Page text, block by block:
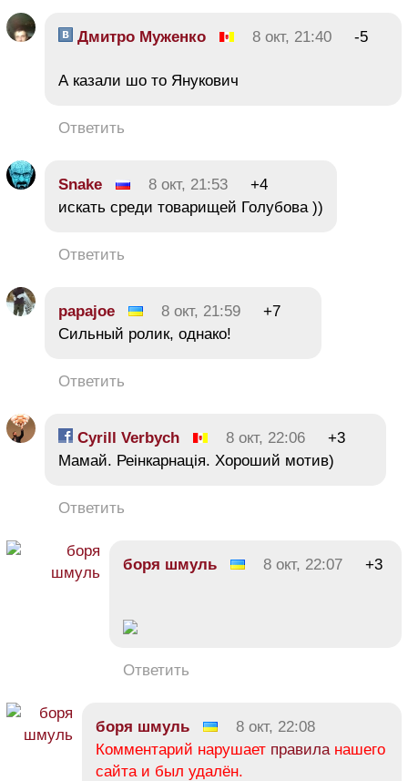
Дмитро Муженко 8 окт, 21:40 -5
А казали шо то Янукович
Ответить
Snake 8 окт, 21:53
+4
искать среди товарищей Голубова ))
Ответить
papajoe 8 окт, 21:59
+7
Сильный ролик, однако!
Ответить
Cyrill Verbych 8 окт, 22:06
+3
Мамай. Реінкарнація. Хороший мотив)
Ответить
боря шмуль 8 окт, 22:07 +3
Ответить
боря шмуль
8 окт, 22:08
Комментарий нарушает правила нашего
сайта и был удалён.